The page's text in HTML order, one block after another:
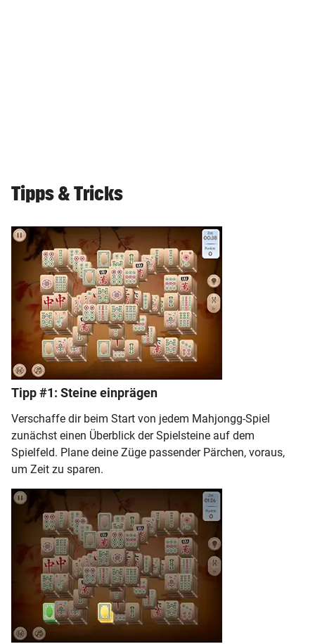
Tipps & Tricks
Tipp #1: Steine einprägen
Verschaffe dir beim Start von jedem Mahjongg-Spiel
zunächst einen Überblick der Spielsteine auf dem
Spielfeld. Plane deine Züge passender Pärchen, voraus,
um Zeit zu sparen.